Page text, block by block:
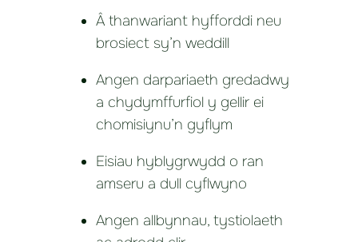
Â thanwariant hyfforddi neu
brosiect sy’n weddill
Angen darpariaeth gredadwy
a chydymffurfiol y gellir ei
chomisiynu’n gyflym
Eisiau hyblygrwydd o ran
amseru a dull cyflwyno
Angen allbynnau, tystiolaeth